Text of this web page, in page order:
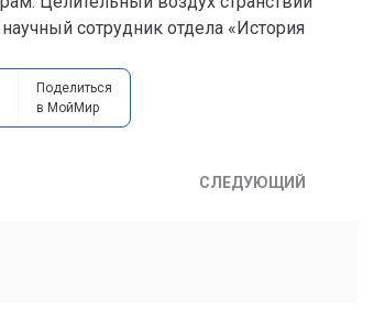
сотрудник отдела «История
Поделиться
в МойМир
СЛЕДУЮЩИЙ